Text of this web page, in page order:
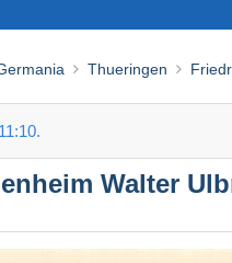
Thueringen
Walter